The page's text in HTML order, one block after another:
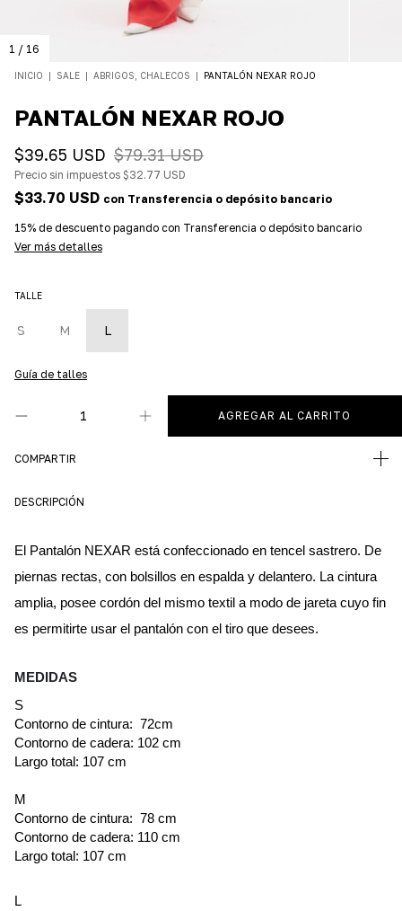
1 / 16
INICIO | SALE | ABRIGOS, CHALECOS | PANTALÓN NEXAR ROJO
PANTALÓN NEXAR ROJO
$39.65 USD $79.31 USD
Precio sin impuestos $32.77 USD
$33.70 USD con Transferencia o depósito bancario
15% de descuento pagando con Transferencia o depósito bancario
Ver más detalles
TALLE
S M L
Guía de talles
COMPARTIR
DESCRIPCIÓN
El Pantalón NEXAR está confeccionado en tencel sastrero. De
piernas rectas, con bolsillos en espalda y delantero. La cintura
amplia, posee cordón del mismo textil a modo de jareta cuyo fin
es permitirte usar el pantalón con el tiro que desees.
MEDIDAS
S
Contorno de cintura:  72cm
Contorno de cadera: 102 cm
Largo total: 107 cm
M
Contorno de cintura:  78 cm
Contorno de cadera: 110 cm
Largo total: 107 cm
L